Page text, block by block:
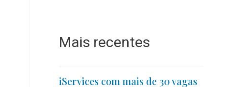
Mais recentes
iServices com mais de 30 vagas